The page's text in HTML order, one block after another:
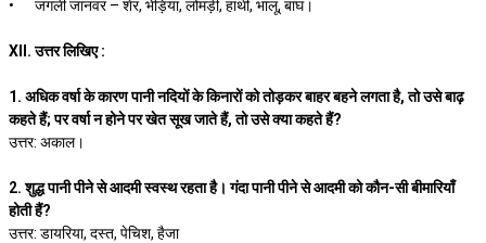
•
जंगली जानवर – शेर, भेड़िया, लोमड़ी, हाथी, भालू, बाघ।
XII. उत्तर लिखिए :
1. अधिक वर्षा के कारण पानी नदियों के किनारों को तोड़कर बाहर बहने लगता है, तो उसे बाढ़
कहते हैं; पर वर्षा न होने पर खेत सूख जाते हैं, तो उसे क्या कहते हैं?
उत्तर: अकाल।
2. शुद्ध पानी पीने से आदमी स्वस्थ रहता है। गंदा पानी पीने से आदमी को कौन-सी बीमारियाँ
होती हैं?
उत्तर: डायरिया, दस्त, पेचिश, हैजा